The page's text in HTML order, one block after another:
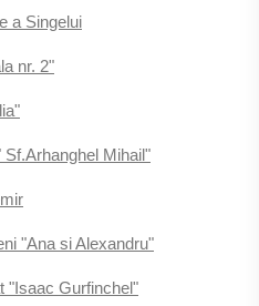
a Singelui
nr. 2"
Mihail"
"Ana si Alexandru"
"Isaac Gurfinchel"